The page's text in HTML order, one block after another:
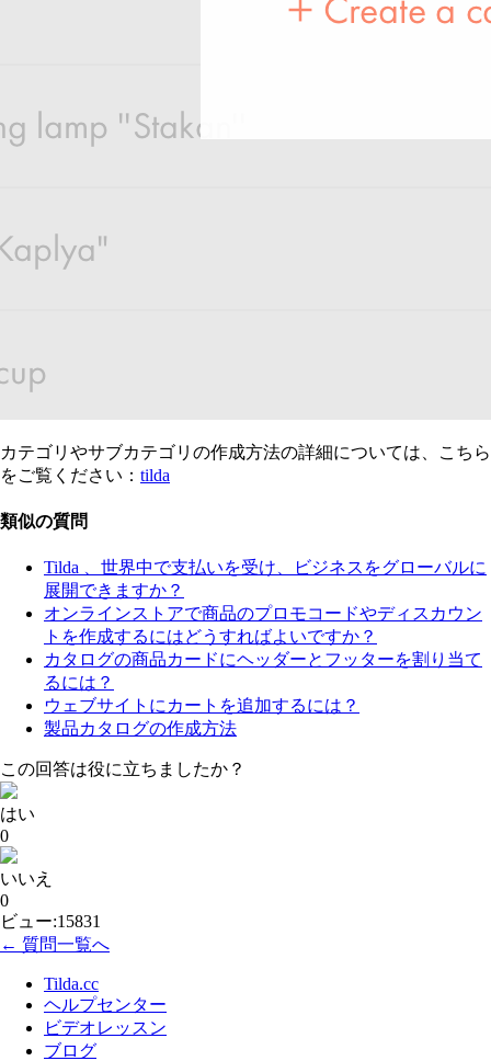
カテゴリやサブカテゴリの作成方法の詳細については、こちら
をご覧ください： tilda
類似の質問
Tilda 、世界中で支払いを受け、ビジネスをグローバルに
展開できますか？
オンラインストアで商品のプロモコードやディスカウン
トを作成するにはどうすればよいですか？
カタログの商品カードにヘッダーとフッターを割り当て
るには？
ウェブサイトにカートを追加するには？
製品カタログの作成方法
この回答は役に立ちましたか？
はい
0
いいえ
0
ビュー:15831
← 質問一覧へ
Tilda.cc
ヘルプセンター
ビデオレッスン
ブログ